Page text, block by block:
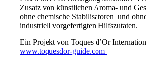
Zusatz von künstlichen Aroma- und
ohne chemische Stabilisatoren und
industriell vorgefertigten Hilfszutaten.
Ein Projekt von Toques d’Or
www.toquesdor-guide.com